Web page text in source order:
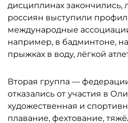
дисциплинах закончились,
россиян выступили
международные
например, в бадминтоне,
прыжках в воду, лёгкой
Вторая группа —
отказались от участия в
художественная и
плавание, фехтование,